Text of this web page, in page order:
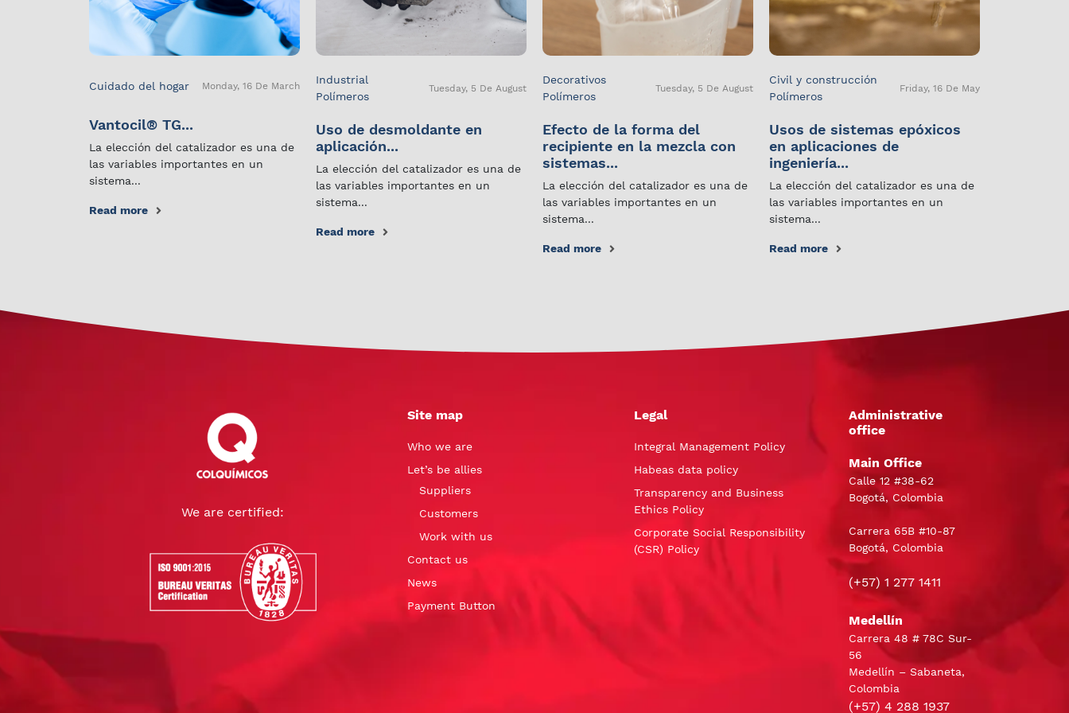
Cuidado del hogar Monday, 16 De March
Vantocil® TG...
La elección del catalizador es una de
las variables importantes en un
sistema...
Read more
Industrial
Polímeros
Tuesday, 5 De August
Uso de desmoldante en
aplicación...
La elección del catalizador es una de
las variables importantes en un
sistema...
Read more
Decorativos
Polímeros
Tuesday, 5 De August
Efecto de la forma del
recipiente en la mezcla con
sistemas...
La elección del catalizador es una de
las variables importantes en un
sistema...
Read more
Civil y construcción
Polímeros
Friday, 16 De May
Usos de sistemas epóxicos
en aplicaciones de
ingeniería...
La elección del catalizador es una de
las variables importantes en un
sistema...
Read more
We are certified:
Site map
Who we are
Let’s be allies
Suppliers
Customers
Work with us
Contact us
News
Payment Button
Legal
Integral Management Policy
Habeas data policy
Transparency and Business
Ethics Policy
Corporate Social Responsibility
(CSR) Policy
Administrative
office
Main Office
Calle 12 #38-62
Bogotá, Colombia
Carrera 65B #10-87
Bogotá, Colombia
(+57) 1 277 1411
Medellín
Carrera 48 # 78C Sur-
56
Medellín – Sabaneta,
Colombia
(+57) 4 288 1937